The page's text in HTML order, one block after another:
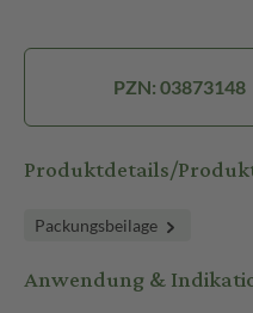
PZN: 03873148
Produktdetails/
Packungsbeilage
Anwendung &